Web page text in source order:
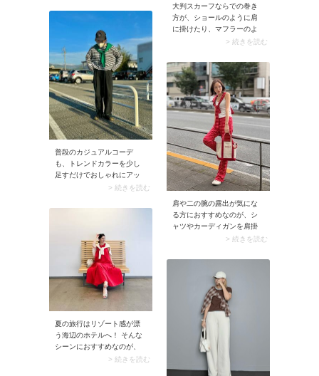
ダーストラップを長めにし
バッグ本体が腰あたりにく
るよう調整すると、シンプ
ルな肩掛けスタイルがこな
れて見えますよ。
大判スカーフならでの巻き
方が、ショールのように肩
に掛けたり、マフラーのよ
うに首に掛けたりするアレ
が大げさに見えないとあり
普段使いしやすいですよ。
スカーフをカジュアルにコ
ーデしたい方にもイチ押し
です。
> 続きを読む
普段のカジュアルコーデ
も、トレンドカラーを少し
足すだけでおしゃれにアッ
プデートできます。肩掛け
ど、アクセントカラーとし
> 続きを読む
肩や二の腕の露出が気にな
る方におすすめなのが、シ
ャツやカーディガンを肩掛
けするコーデです。着こな
で、気になる部分から視線
をそらしてくれる効果があ
りますよ。ぜひアクセサリ
ー感覚で取り入れてみてく
> 続きを読む
夏の旅行はリゾート感が漂
う海辺のホテルへ！ そんな
シーンにおすすめなのが、
裾に向かってゆったりと広
> 続きを読む